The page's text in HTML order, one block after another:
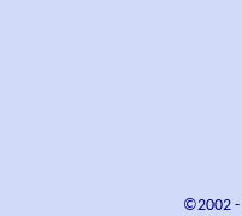
©2002 -